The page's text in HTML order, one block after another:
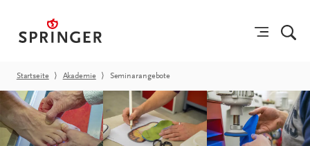
Startseite ⟩ Akademie ⟩ Seminarangebote